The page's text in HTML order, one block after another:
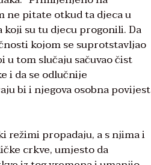
ne pitate otkud ta djeca u
su tu djecu progonili. Da
kojom se suprotstavljao
tom slučaju sačuvao čist
i da se odlučnije
bi i njegova osobna povijest
režimi propadaju, a s njima i
crkve, umjesto da